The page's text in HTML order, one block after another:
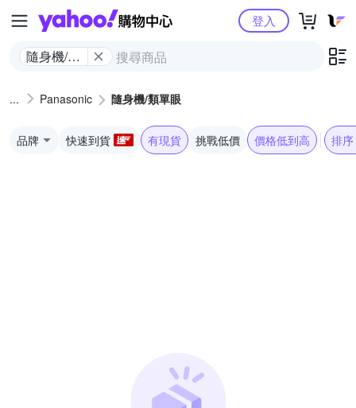
Yahoo購物中心
隨身機/類
登入
Panasonic 隨身機/類單眼
品牌 快速到貨 有現貨 挑戰低價 價格低到高 排序